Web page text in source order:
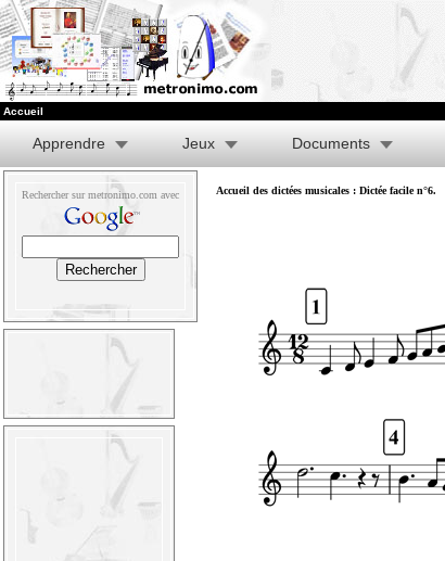
Accueil
Apprendre Jeux Documents
Rechercher sur metronimo.com avec Accueil des dictées musicales : Dictée facile n°6.